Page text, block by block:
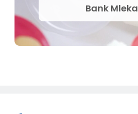
Bank Mleka